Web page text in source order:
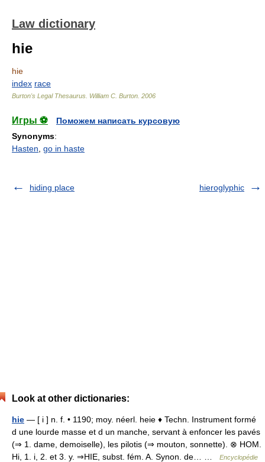
Law dictionary
hie
hie
index race
Burton's Legal Thesaurus. William C. Burton 2006
Игры ⚽
Поможем написать курсовую
Synonyms:
Hasten go in haste
hiding place hieroglyphic
Look at other dictionaries:
hie — [ i ] n. f. • 1190; moy. néerl. heie ♦ Techn. Instrument formé
d une lourde masse et d un manche, servant à enfoncer les pavés
(⇒ 1. dame, demoiselle), les pilotis (⇒ mouton, sonnette). ⊗ HOM.
Hi, 1. i, 2. et 3. y. ⇒HIE, subst. fém. A. Synon. de… …
Encyclopédie